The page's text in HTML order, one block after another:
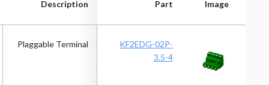
Image
Part
Description Image
Part
Description
KF2EDG-02P-
3.5-4
Plaggable Terminal